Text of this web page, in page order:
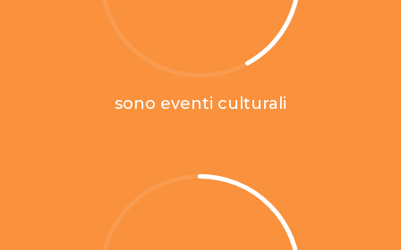
sono eventi culturali